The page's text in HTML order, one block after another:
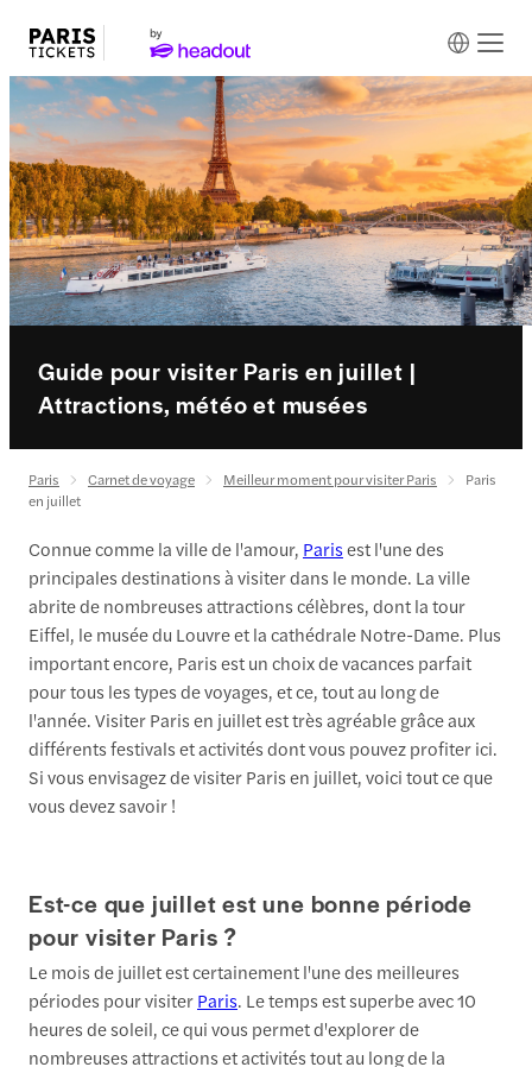
Guide pour visiter Paris en juillet |
Attractions, météo et musées
Paris Carnet de voyage Meilleur moment pour visiter Paris
Paris
en juillet
Connue comme la ville de l'amour, Parisest l'une des
principales destinations à visiter dans le monde. La ville
abrite de nombreuses attractions célèbres, dont la tour
Eiffel, le musée du Louvre et la cathédrale Notre-Dame. Plus
important encore, Paris est un choix de vacances parfait
pour tous les types de voyages, et ce, tout au long de
l'année. Visiter Paris en juillet est très agréable grâce aux
différents festivals et activités dont vous pouvez profiter ici.
Si vous envisagez de visiter Paris en juillet, voici tout ce que
vous devez savoir !
Est-ce que juillet est une bonne période
pour visiter Paris ?
Le mois de juillet est certainement l'une des meilleures
périodes pour visiterParis. Le temps est superbe avec 10
heures de soleil, ce qui vous permet d'explorer de
nombreuses attractions et activités tout au long de la